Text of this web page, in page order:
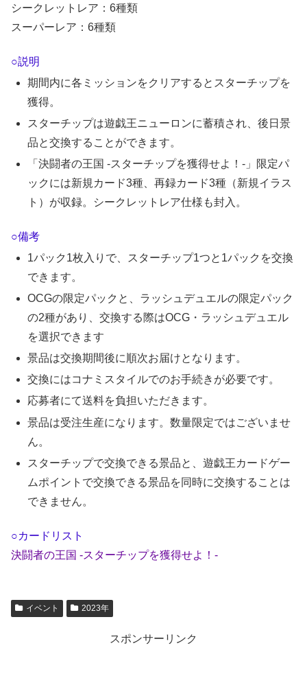
シークレットレア：6種類
スーパーレア：6種類
○説明
期間内に各ミッションをクリアするとスターチップを
獲得。
スターチップは遊戯王ニューロンに蓄積され、後日景
品と交換することができます。
「決闘者の王国 -スターチップを獲得せよ！-」限定パ
ックには新規カード3種、再録カード3種（新規イラス
ト）が収録。シークレットレア仕様も封入。
○備考
1パック1枚入りで、スターチップ1つと1パックを交換
できます。
OCGの限定パックと、ラッシュデュエルの限定パック
の2種があり、交換する際はOCG・ラッシュデュエル
を選択できます
景品は交換期間後に順次お届けとなります。
交換にはコナミスタイルでのお手続きが必要です。
応募者にて送料を負担いただきます。
景品は受注生産になります。数量限定ではございませ
ん。
スターチップで交換できる景品と、遊戯王カードゲー
ムポイントで交換できる景品を同時に交換することは
できません。
○カードリスト
決闘者の王国 -スターチップを獲得せよ！-
イベント 2023年
スポンサーリンク